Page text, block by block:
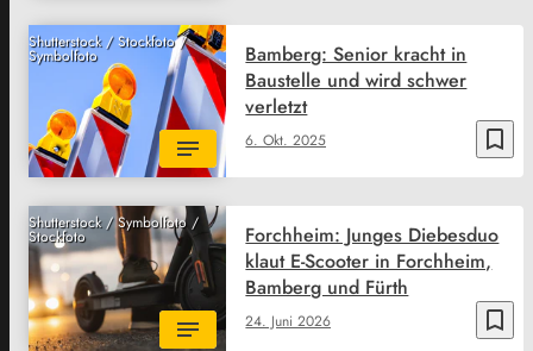
Shutterstock / Stockfoto /
Symbolfoto
bookmark_border
6. Okt. 2025
Bamberg: Senior kracht in
Baustelle und wird schwer
verletzt
Shutterstock / Symbolfoto /
Stockfoto
bookmark_border
24. Juni 2026
Forchheim: Junges Diebesduo
klaut E-Scooter in Forchheim,
Bamberg und Fürth